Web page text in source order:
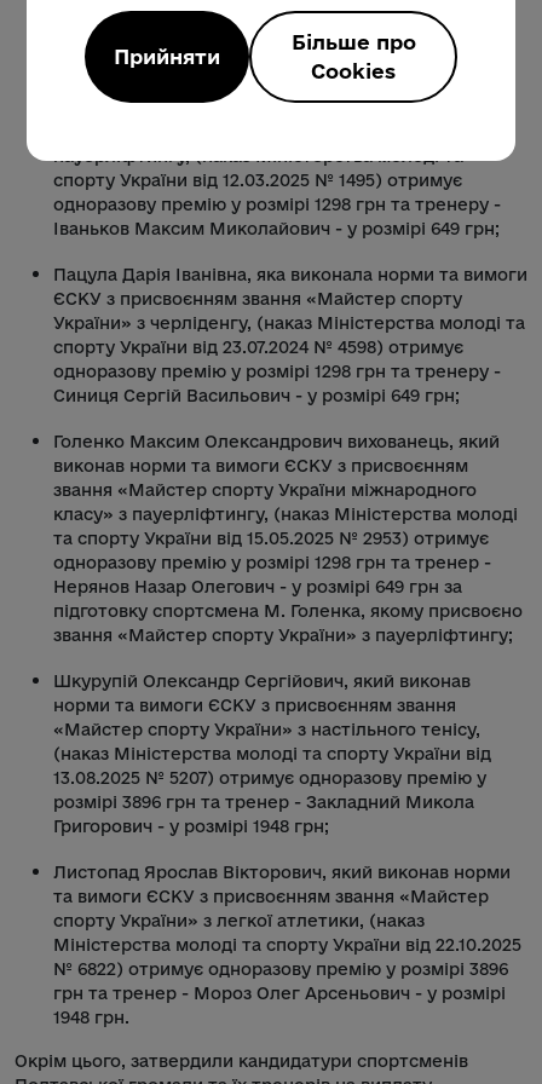
тренер - Бариш Олег Миколайович - у розмірі 4545
грн;
Трухін Дмитро Олександрович, який виконав норми
та вимоги ЄСКУ з присвоєнням звання «Майстер
пауерліфтингу, (наказ Міністерства молоді та
спорту України від 12.03.2025 № 1495) отримує
одноразову премію у розмірі 1298 грн та тренеру -
Іваньков Максим Миколайович - у розмірі 649 грн;
Пацула Дарія Іванівна, яка виконала норми та вимоги
ЄСКУ з присвоєнням звання «Майстер спорту
України» з черліденгу, (наказ Міністерства молоді та
спорту України від 23.07.2024 № 4598) отримує
одноразову премію у розмірі 1298 грн та тренеру -
Синиця Сергій Васильович - у розмірі 649 грн;
Голенко Максим Олександрович вихованець, який
виконав норми та вимоги ЄСКУ з присвоєнням
звання «Майстер спорту України міжнародного
класу» з пауерліфтингу, (наказ Міністерства молоді
та спорту України від 15.05.2025 № 2953) отримує
одноразову премію у розмірі 1298 грн та тренер -
Нерянов Назар Олегович - у розмірі 649 грн за
підготовку спортсмена М. Голенка, якому присвоєно
звання «Майстер спорту України» з пауерліфтингу;
Шкурупій Олександр Сергійович, який виконав
норми та вимоги ЄСКУ з присвоєнням звання
«Майстер спорту України» з настільного тенісу,
(наказ Міністерства молоді та спорту України від
13.08.2025 № 5207) отримує одноразову премію у
розмірі 3896 грн та тренер - Закладний Микола
Григорович - у розмірі 1948 грн;
Листопад Ярослав Вікторович, який виконав норми
та вимоги ЄСКУ з присвоєнням звання «Майстер
спорту України» з легкої атлетики, (наказ
Міністерства молоді та спорту України від 22.10.2025
№ 6822) отримує одноразову премію у розмірі 3896
грн та тренер - Мороз Олег Арсеньович - у розмірі
1948 грн.
Окрім цього, затвердили кандидатури спортсменів
Прийняти
Більше про
Cookies